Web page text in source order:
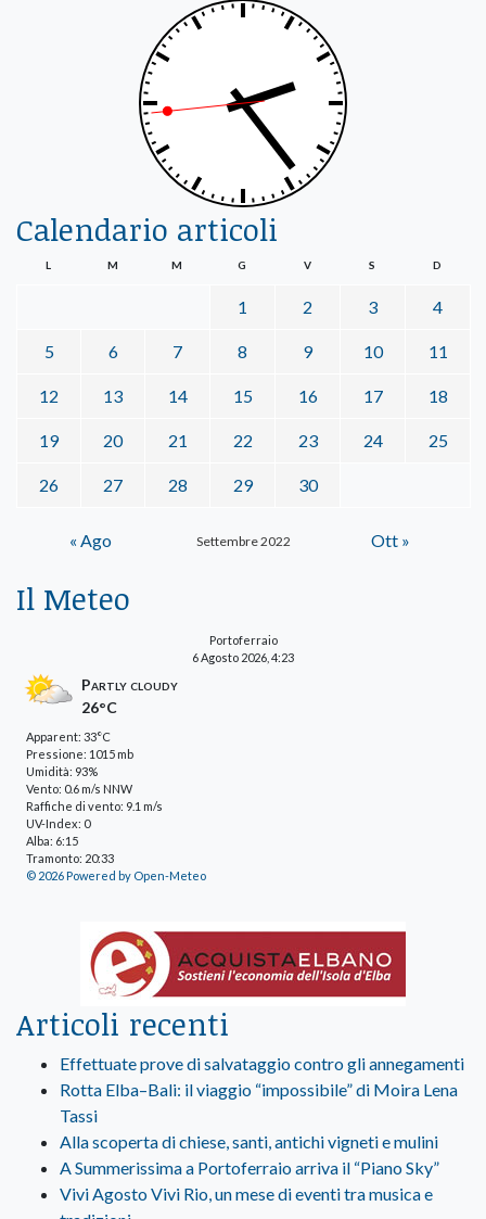
Calendario articoli
Settembre 2022
L M M G V S D
1 2 3 4
5 6 7 8 9 10 11
12 13 14 15 16 17 18
19 20 21 22 23 24 25
26 27 28 29 30
« Ago Ott »
Il Meteo
Portoferraio
6 Agosto 2026, 4:23
Partly cloudy
26°C
Apparent: 33°C
Pressione: 1015 mb
Umidità: 93%
Vento: 0.6 m/s NNW
Raffiche di vento: 9.1 m/s
UV-Index: 0
Alba: 6:15
Tramonto: 20:33
© 2026 Powered by Open-Meteo
Articoli recenti
Effettuate prove di salvataggio contro gli annegamenti
Rotta Elba–Bali: il viaggio “impossibile” di Moira Lena
Tassi
Alla scoperta di chiese, santi, antichi vigneti e mulini
A Summerissima a Portoferraio arriva il “Piano Sky”
Vivi Agosto Vivi Rio, un mese di eventi tra musica e